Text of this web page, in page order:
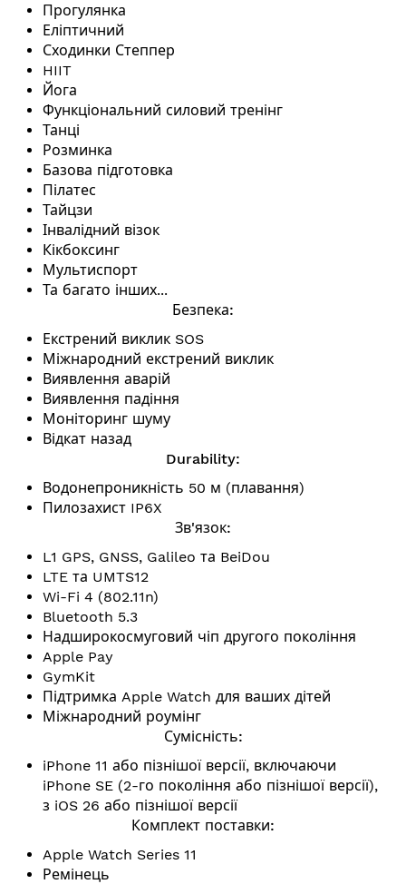
Прогулянка
Еліптичний
Сходинки Степпер
HIIT
Йога
Функціональний силовий тренінг
Танці
Розминка
Базова підготовка
Пілатес
Тайцзи
Інвалідний візок
Кікбоксинг
Мультиспорт
Та багато інших...
Безпека:
Екстрений виклик SOS
Міжнародний екстрений виклик
Виявлення аварій
Виявлення падіння
Моніторинг шуму
Відкат назад
Durability:
Водонепроникність 50 м (плавання)
Пилозахист IP6X
Зв'язок:
L1 GPS, GNSS, Galileo та BeiDou
LTE та UMTS12
Wi-Fi 4 (802.11n)
Bluetooth 5.3
Надширокосмуговий чіп другого покоління
Apple Pay
GymKit
Підтримка Apple Watch для ваших дітей
Міжнародний роумінг
Сумісність:
iPhone 11 або пізнішої версії, включаючи
iPhone SE (2-го покоління або пізнішої версії),
з iOS 26 або пізнішої версії
Комплект поставки:
Apple Watch Series 11
Ремінець